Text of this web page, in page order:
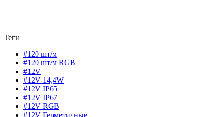
Теги
#120 шт/м
#120 шт/м RGB
#12V
#12V 14,4W
#12V IP65
#12V IP67
#12V RGB
#12V Герметичные